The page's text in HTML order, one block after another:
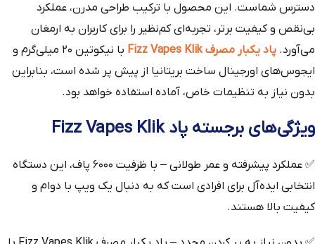
دسترس شماست. این محصول با ترکیب طراحی مدرن، عملکرد
بی‌نقص و کیفیت برتر، تجربه‌ای کم‌نظیر را برای کاربران به ارمغان
می‌آورد. پاد یکبار مصرف Fizz Vapes Klik
با نیکوتین ۲۰ میلی‌گرم و
ایجوس‌های اورجینال ساخت بریتانیا از پیش پر شده است، بنابراین
بدون نیاز به تنظیمات خاص، آماده استفاده خواهد بود.
ویژگی‌های برجسته پاد Fizz Vapes Klik
✅ عملکرد پیشرفته و عمر طولانی – با ظرفیت ۶۰۰۰ پاف، این دستگاه
انتخابی ایده‌آل برای افرادی است که به دنبال یک ویپ با دوام و
کیفیت بالا هستند.